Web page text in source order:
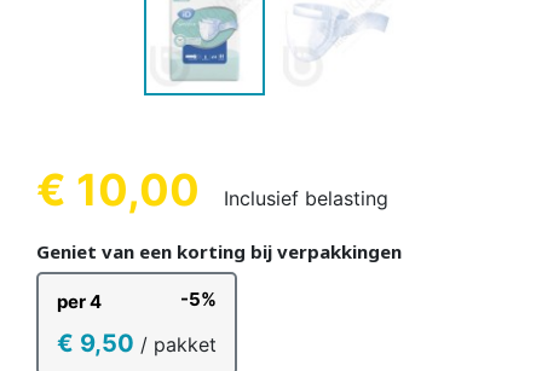
€ 10,00 Inclusief belasting
Geniet van een korting bij verpakkingen
per 4 -5%
€ 9,50 / pakket